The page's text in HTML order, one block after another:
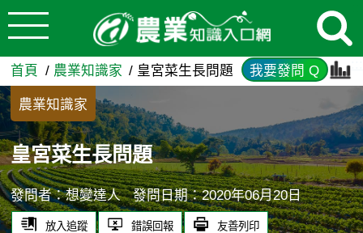
跳到主要內容
皇宮菜生長問題 - 農業知識入
首頁 農業知識家 皇宮菜生長問題 我要發問 Q
農業知識家
皇宮菜生長問題
發問者：想變達人 發問日期：2020年06月20日
放入追蹤 錯誤回報 友善列印